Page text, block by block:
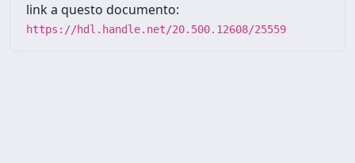
link a questo documento:
https://hdl.handle.net/20.500.12608/25559